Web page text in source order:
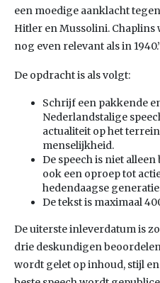
een moedige aanklacht
Hitler en Mussolini.
nog even relevant als in
De opdracht is als volgt:
Schrijf een pakkende
Nederlandstalige
actualiteit op het
menselijkheid.
De speech is niet
ook een oproep tot
hedendaagse
De tekst is maximaal
De uiterste inleverdatum is
drie deskundigen
wordt gelet op inhoud, stijl